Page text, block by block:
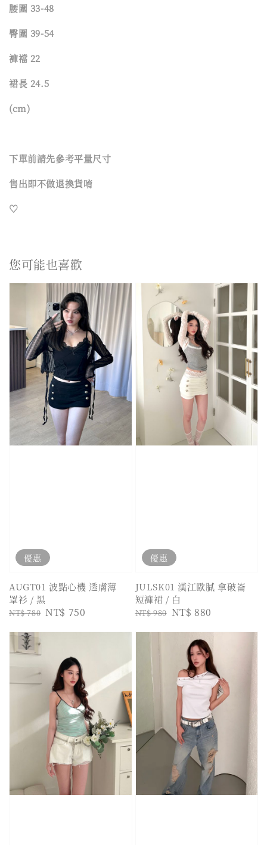
腰圍 33-48
臀圍 39-54
褲襠 22
裙長 24.5
(cm)
下單前請先參考平量尺寸
售出即不做退換貨唷
♡
您可能也喜歡
優惠
AUGT01 波點心機 透膚薄
罩衫 / 黑
Regular
NT$ 780 Sale
NT$ 750
優惠
JULSK01 漢江歐膩 拿破崙
短褲裙 / 白
Regular
NT$ 980 Sale
NT$ 880